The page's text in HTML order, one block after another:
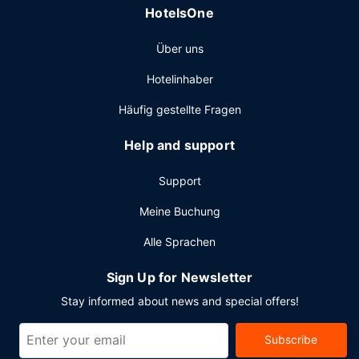
HotelsOne
Über uns
Hotelinhaber
Häufig gestellte Fragen
Help and support
Support
Meine Buchung
Alle Sprachen
Sign Up for Newsletter
Stay informed about news and special offers!
Subscribe